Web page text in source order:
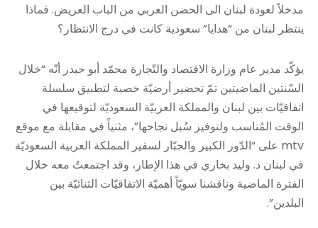
مدخلاً لعودة لبنان الى الحضن العربي من الباب العريض. فماذا
ينتظر لبنان من “هدايا” سعودية كانت في درج الانتظار؟
يؤكّد مدير عام وزارة الاقتصاد والتّجارة محمّد أبو حيدر أنّه “خلال
السّنتين الماضيتين تمّ تحضير أرضيّة خصبة لتطبيق سلسلة
اتفاقيّات بين لبنان والمملكة العربيّة السعوديّة لتوقيعها في
الوقت المُناسب ولتوفير سُبل نجاحها”، مثنياً في مقابلة مع موقع
mtv على “الدّور الكبير والجبّار لسفير المملكة العربية السعوديّة
في لبنان د. وليد بخاري في هذا الإطار، وقد اجتمعتُ معه خلال
الفترة الماضية وناقشنا سويّاً أهميّة الاتفاقيّات الثنائيّة بين
البلدين”.